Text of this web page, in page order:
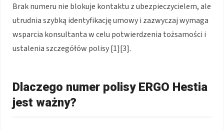
Brak numeru nie blokuje kontaktu z ubezpieczycielem, ale
utrudnia szybką identyfikację umowy i zazwyczaj wymaga
wsparcia konsultanta w celu potwierdzenia tożsamości i
ustalenia szczegółów polisy [1][3].
Dlaczego numer polisy ERGO Hestia
jest ważny?